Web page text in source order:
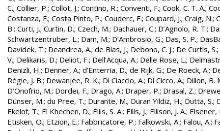
C.; Collier, P.; Collot, J.; Contino, R.; Conventi, F.; Cook, C. T. A.;
Costanza, F.; Costa Pinto, P.; Couderc, F.; Coupard, J.; Craig, N.;
B.; Curti, J.; Curtin, D.; Czech, M.; Dachauer, C.; D’Agnolo, R. T.;
Schwartzentruber, L.; Dam, M.; D’Ambrosio, G.; Das, S. P.;
Davidek, T.; Deandrea, A.; de Blas, J.; Debono, C. J.; De Curtis, S.;
V.; Delikaris, D.; Deliot, F.; Dell’Acqua, A.; Delle Rose, L.;
Denizli, H.; Denner, A.; d’Enterria, D.; de Rijk, G.; De Roeck, A.;
Régie, J. B.; Dewanjee, R. K.; Di Ciaccio, A.; Di Cicco, A.; Dillon, B.
D’Onofrio, M.; Dordei, F.; Drago, A.; Draper, P.; Drasal, Z.;
Dünser, M.; du Pree, T.; Durante, M.; Duran Yildiz, H.; Dutta, S.;
Ekelof, T.; El Khechen, D.; Ellis, S. A.; Ellis, J.; Ellison, J. A.; Elsener,
Etisken, O.; Etzion, E.; Fabbricatore, P.; Falkowski, A.; Falou, A.;